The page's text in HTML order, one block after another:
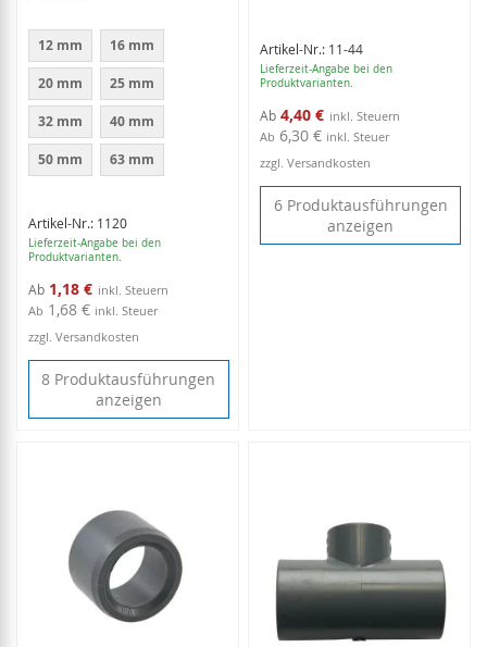
Artikel-Nr.: 1120
Lieferzeit-Angabe bei den
Produktvarianten.
Ab 1,18 €
Ab 1,68 € inkl. Steuer
12 mm 16 mm
20 mm 25 mm
32 mm 40 mm
50 mm 63 mm
zzgl. Versandkosten
8 Produktausführungen
anzeigen
Artikel-Nr.: 11-44
Lieferzeit-Angabe bei den
Produktvarianten.
Ab 4,40 €
Ab 6,30 € inkl. Steuer
zzgl. Versandkosten
6 Produktausführungen
anzeigen